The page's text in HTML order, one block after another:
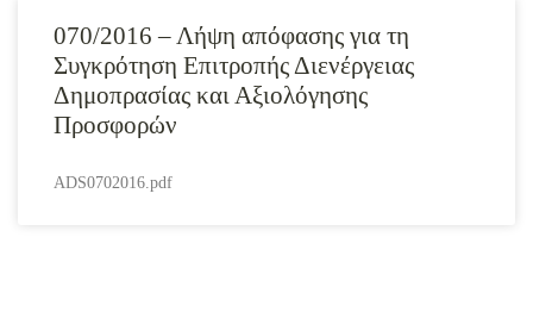
070/2016 – Λήψη απόφασης για τη
Συγκρότηση Επιτροπής Διενέργειας
Δημοπρασίας και Αξιολόγησης
Προσφορών
ADS0702016.pdf